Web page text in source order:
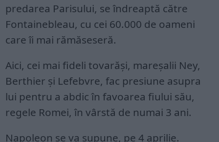
predarea Parisului, se îndreaptă către
Fontainebleau, cu cei 60.000 de oameni
care îi mai rămăseseră.
Aici, cei mai fideli tovarăși, mareșalii Ney,
Berthier și Lefebvre, fac presiune asupra
lui pentru a abdic în favoarea fiului său,
regele Romei, în vârstă de numai 3 ani.
Napoleon se va supune, pe 4 aprilie.